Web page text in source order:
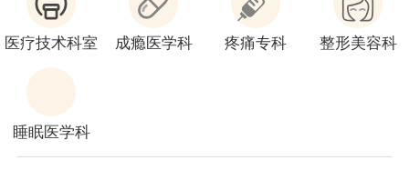
医疗技术科室 成瘾医学科 疼痛专科 整形美容科
睡眠医学科